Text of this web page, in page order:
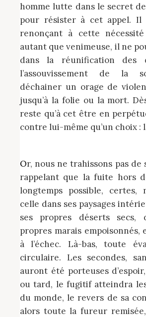
homme lutte dans le secret
pour résister à cet appel. Il
renonçant à cette nécessité
autant que venimeuse, il ne
dans la réunification des
l’assouvissement de la
déchainer un orage de
jusqu’à la folie ou la mort.
reste qu’à cet être en
contre lui-même qu’un choix :
Or, nous ne trahissons pas de secret en
rappelant que la fuite hors
longtemps possible, certes,
celle dans ses paysages
ses propres déserts secs,
propres marais empoisonnés,
à l’échec. Là-bas, toute
circulaire. Les secondes,
auront été porteuses
ou tard, le fugitif atteindra
du monde, le revers de sa
alors toute la fureur